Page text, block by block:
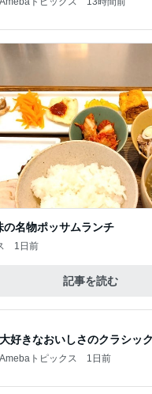
1日前
記事を読む
大好きなおいしさのクラシッ
Amebaトピックス 1日前
Amebaトピックス 1日前
初めて知った地ビールの冷蔵
Amebaトピックス 1日前